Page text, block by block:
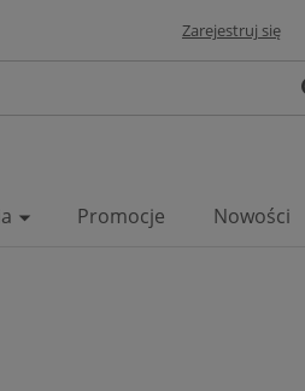
Zarejestruj się
Promocje Nowości